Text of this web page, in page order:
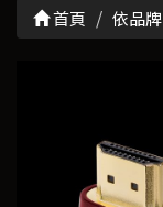
首頁 依品牌